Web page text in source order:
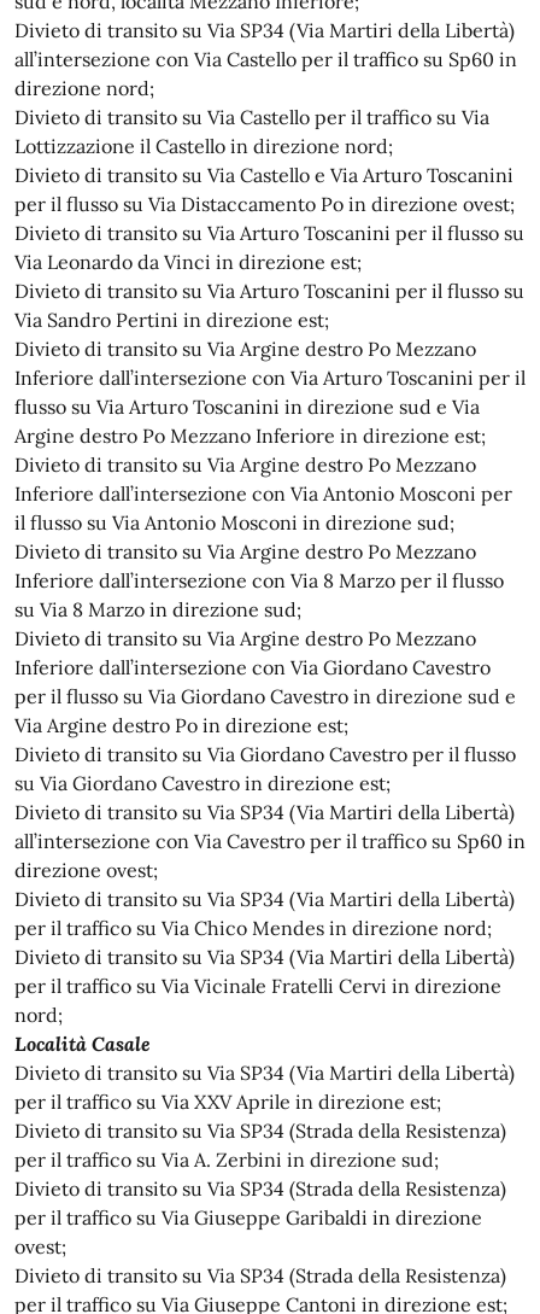
Divieto di transito su Via SP34 (Via Martiri della Libertà)
all’intersezione con Via Castello per il traffico su Sp60 in
direzione nord;
Divieto di transito su Via Castello per il traffico su Via
Lottizzazione il Castello in direzione nord;
Divieto di transito su Via Castello e Via Arturo Toscanini
per il flusso su Via Distaccamento Po in direzione ovest;
Divieto di transito su Via Arturo Toscanini per il flusso su
Via Leonardo da Vinci in direzione est;
Divieto di transito su Via Arturo Toscanini per il flusso su
Via Sandro Pertini in direzione est;
Divieto di transito su Via Argine destro Po Mezzano
Inferiore dall’intersezione con Via Arturo Toscanini per il
flusso su Via Arturo Toscanini in direzione sud e Via
Argine destro Po Mezzano Inferiore in direzione est;
Divieto di transito su Via Argine destro Po Mezzano
Inferiore dall’intersezione con Via Antonio Mosconi per
il flusso su Via Antonio Mosconi in direzione sud;
Divieto di transito su Via Argine destro Po Mezzano
Inferiore dall’intersezione con Via 8 Marzo per il flusso
su Via 8 Marzo in direzione sud;
Divieto di transito su Via Argine destro Po Mezzano
Inferiore dall’intersezione con Via Giordano Cavestro
per il flusso su Via Giordano Cavestro in direzione sud e
Via Argine destro Po in direzione est;
Divieto di transito su Via Giordano Cavestro per il flusso
su Via Giordano Cavestro in direzione est;
Divieto di transito su Via SP34 (Via Martiri della Libertà)
all’intersezione con Via Cavestro per il traffico su Sp60 in
direzione ovest;
Divieto di transito su Via SP34 (Via Martiri della Libertà)
per il traffico su Via Chico Mendes in direzione nord;
Divieto di transito su Via SP34 (Via Martiri della Libertà)
per il traffico su Via Vicinale Fratelli Cervi in direzione
nord;
Località Casale
Divieto di transito su Via SP34 (Via Martiri della Libertà)
per il traffico su Via XXV Aprile in direzione est;
Divieto di transito su Via SP34 (Strada della Resistenza)
per il traffico su Via A. Zerbini in direzione sud;
Divieto di transito su Via SP34 (Strada della Resistenza)
per il traffico su Via Giuseppe Garibaldi in direzione
ovest;
Divieto di transito su Via SP34 (Strada della Resistenza)
per il traffico su Via Giuseppe Cantoni in direzione est;